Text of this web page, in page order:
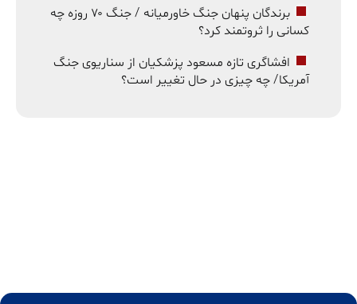
برندگان پنهان جنگ خاورمیانه / جنگ ۷۰ روزه چه
کسانی را ثروتمند کرد؟
افشاگری تازه مسعود پزشکیان از سناریوی جنگ
آمریکا/ چه چیزی در حال تغییر است؟